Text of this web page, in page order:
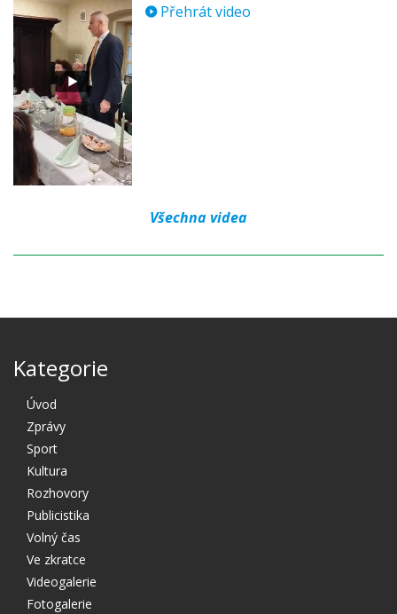
Přehrát video
Všechna videa
Kategorie
Úvod
Zprávy
Sport
Kultura
Rozhovory
Publicistika
Volný čas
Ve zkratce
Videogalerie
Fotogalerie